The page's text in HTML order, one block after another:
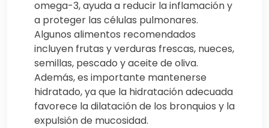
omega-3, ayuda a reducir la inflamación y
a proteger las células pulmonares.
Algunos alimentos recomendados
incluyen frutas y verduras frescas, nueces,
semillas, pescado y aceite de oliva.
Además, es importante mantenerse
hidratado, ya que la hidratación adecuada
favorece la dilatación de los bronquios y la
expulsión de mucosidad.